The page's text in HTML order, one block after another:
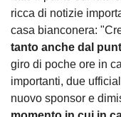
ricca di notizie
casa bianconera:
tanto anche dal
giro di poche ore in
importanti, due
nuovo sponsor e